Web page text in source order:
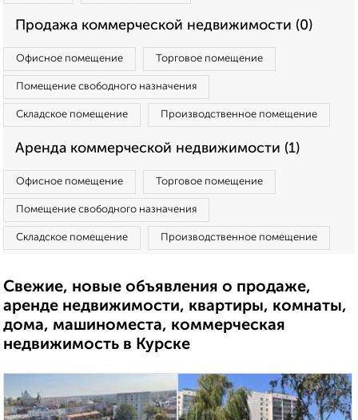
Продажа коммерческой недвижимости (0)
Офисное помещение Торговое помещение
Помещение свободного назначения
Складское помещение Производственное помещение
Аренда коммерческой недвижимости (1)
Офисное помещение Торговое помещение
Помещение свободного назначения
Складское помещение Производственное помещение
Свежие, новые объявления о продаже,
аренде недвижимости, квартиры, комнаты,
дома, машиноместа, коммерческая
недвижимость в Курске